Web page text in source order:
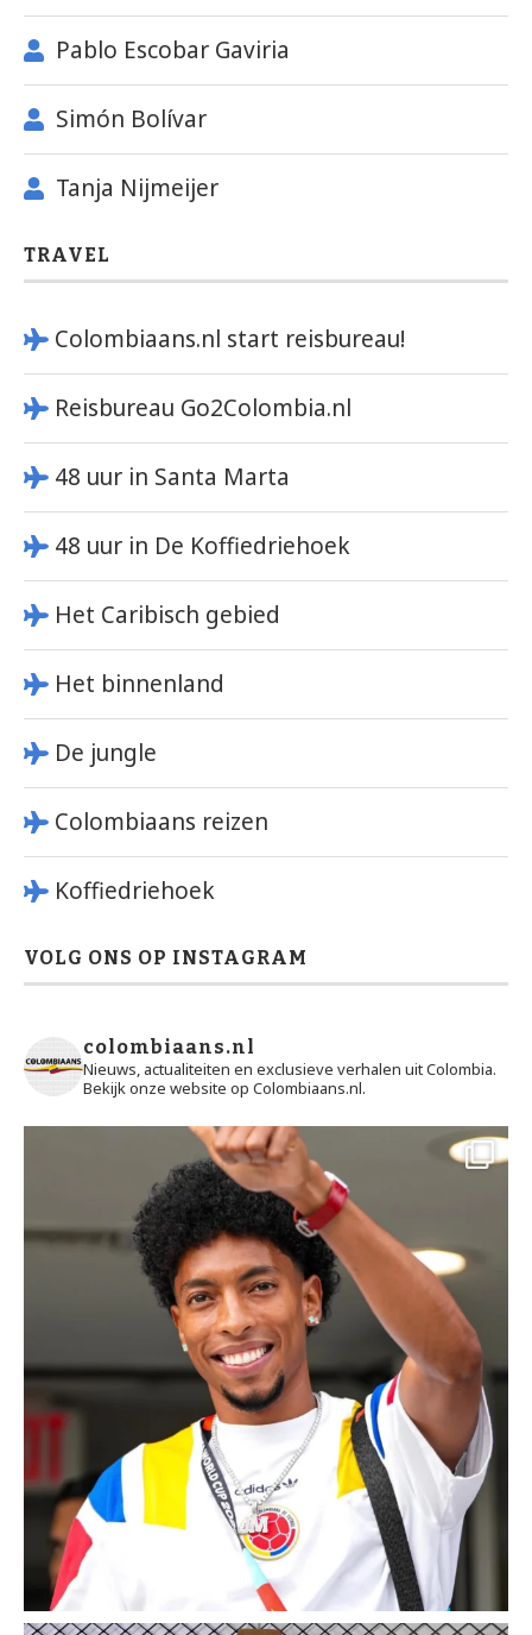
Pablo Escobar Gaviria
Simón Bolívar
Tanja Nijmeijer
TRAVEL
Colombiaans.nl start reisbureau!
Reisbureau Go2Colombia.nl
48 uur in Santa Marta
48 uur in De Koffiedriehoek
Het Caribisch gebied
Het binnenland
De jungle
Colombiaans reizen
Koffiedriehoek
VOLG ONS OP INSTAGRAM
colombiaans.nl
Nieuws, actualiteiten en exclusieve verhalen uit Colombia.
Bekijk onze website op Colombiaans.nl.